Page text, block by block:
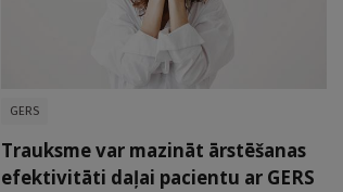
GERS
Trauksme var mazināt ārstēšanas
efektivitāti daļai pacientu ar GERS